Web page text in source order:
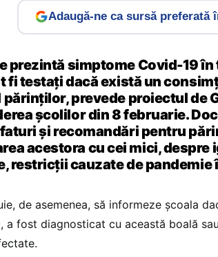
Adaugă-ne ca sursă preferată
prezintă simptome Covid-19
fi testați dacă există un
părinților, prevede proiectul de
școlilor din 8 februarie.
și recomandări pentru
acestora cu cei mici, despre
restricții cauzate de
de asemenea, să informeze școala
a fost diagnosticat cu această boală